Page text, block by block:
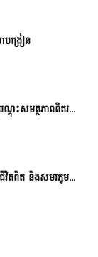
ង្រៀន
ះសមត្ថភាពពិតរ...
វិតពិត និងសមរភូម...